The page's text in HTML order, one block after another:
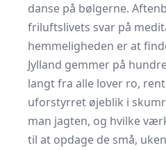
danse på bølgerne.
friluftslivets svar på
hemmeligheden er at
Jylland gemmer på
langt fra alle lover ro,
uforstyrret øjeblik i
man jagten, og hvilke
til at opdage de små,